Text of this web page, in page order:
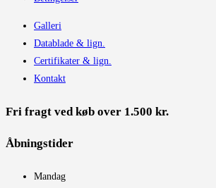
Galleri
Datablade & lign.
Certifikater & lign.
Kontakt
Fri fragt ved køb over 1.500 kr.
Åbningstider​
Mandag